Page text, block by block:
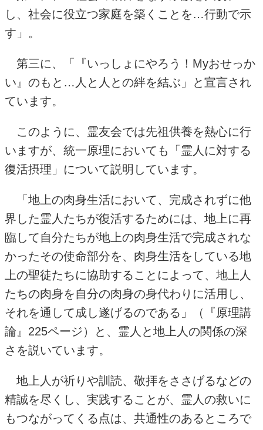
し、社会に役立つ家庭を築くことを…行動で示
す」。
第三に、「『いっしょにやろう！ Myおせっか
い』のもと … 人と人との絆を結ぶ」と宣言され
ています。
このように、霊友会では先祖供養を熱心に行
いますが、統一原理においても「霊人に対する
復活摂理」について説明しています。
「地上の肉身生活において、完成されずに他
界した霊人たちが復活するためには、地上に再
臨して自分たちが地上の肉身生活で完成されな
かったその使命部分を、肉身生活をしている地
上の聖徒たちに協助することによって、地上人
たちの肉身を自分の肉身の身代わりに活用し、
それを通して成し遂げるのである」（『原理講
論』 225ページ）と、霊人と地上人の関係の深
さを説いています。
地上人が祈りや訓読、敬拝をささげるなどの
精誠を尽くし、実践することが、霊人の救いに
もつながってくる点は、共通性のあるところで